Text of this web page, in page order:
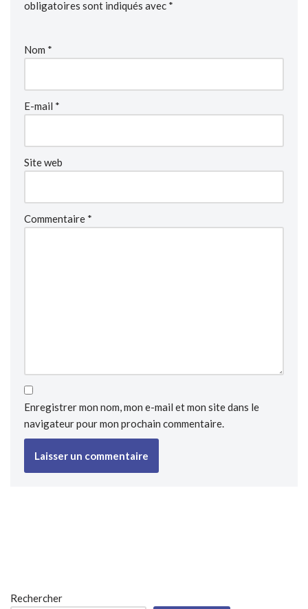
obligatoires sont indiqués avec *
Nom *
E-mail *
Site web
Commentaire *
Enregistrer mon nom, mon e-mail et mon site dans le
navigateur pour mon prochain commentaire.
Rechercher